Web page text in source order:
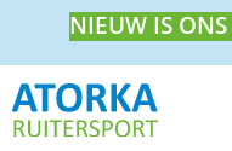
NIEUW IS ONS